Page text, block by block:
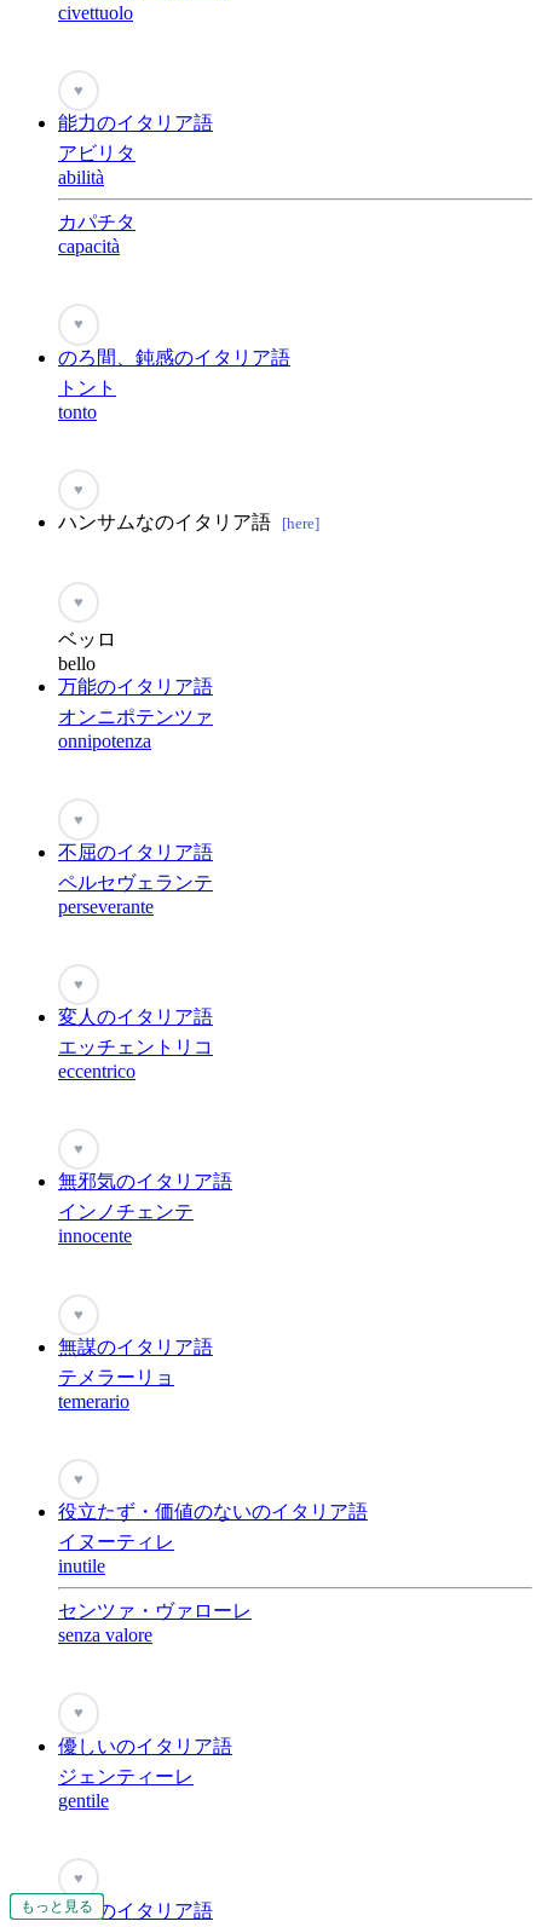
もっと見る
もっと見る
もっと見る
もっと見る
もっと見る
もっと見る
もっと見る
もっと見る
もっと見る
もっと見る
civettuolo
♥
能力のイタリア語
アビリタ
abilità
カパチタ
capacità
♥
のろ間、鈍感のイタリア語
トント
tonto
♥
ハンサムなのイタリア語 [here]
♥
ベッロ
bello
万能のイタリア語
オンニポテンツァ
onnipotenza
♥
不屈のイタリア語
ペルセヴェランテ
perseverante
♥
変人のイタリア語
エッチェントリコ
eccentrico
♥
無邪気のイタリア語
インノチェンテ
innocente
♥
無謀のイタリア語
テメラーリョ
temerario
♥
役立たず・価値のないのイタリア語
イヌーティレ
inutile
センツァ・ヴァローレ
senza valore
もっと見る
♥
優しいのイタリア語
ジェンティーレ
gentile
♥
勇敢のイタリア語